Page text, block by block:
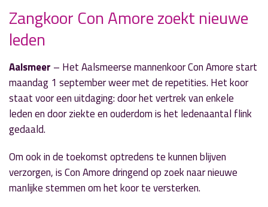
« Vorig nieuwsbericht
Bestuurder ongedeerd na botsing tegen boom
» Volgend nieuwsbericht
Kunstexcursie langs drie musea
25 augustus 2025
Zangkoor Con Amore zoekt nieuwe
leden
Aalsmeer – Het Aalsmeerse mannenkoor Con Amore start
maandag 1 september weer met de repetities. Het koor
staat voor een uitdaging: door het vertrek van enkele
leden en door ziekte en ouderdom is het ledenaantal flink
gedaald.
Om ook in de toekomst optredens te kunnen blijven
verzorgen, is Con Amore dringend op zoek naar nieuwe
manlijke stemmen om het koor te versterken.